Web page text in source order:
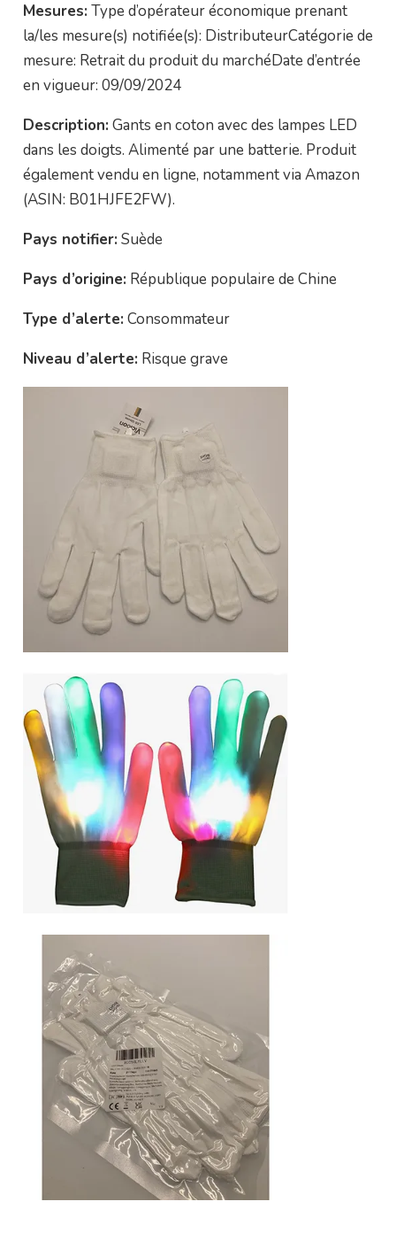
Mesures: Type d’opérateur économique prenant
la/les mesure(s) notifiée(s): DistributeurCatégorie de
mesure: Retrait du produit du marchéDate d’entrée
en vigueur: 09/09/2024
Description: Gants en coton avec des lampes LED
dans les doigts. Alimenté par une batterie. Produit
également vendu en ligne, notamment via Amazon
(ASIN: B01HJFE2FW).
Pays notifier: Suède
Pays d’origine: République populaire de Chine
Type d’alerte: Consommateur
Niveau d’alerte: Risque grave